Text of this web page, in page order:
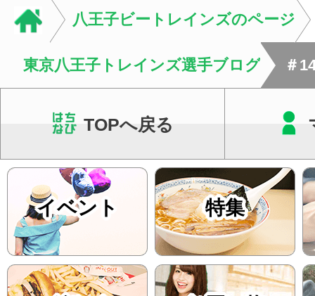
八王子ビートレインズのページ
東京八王子トレインズ選手ブログ ＃
TOPへ戻る
イベント 特集